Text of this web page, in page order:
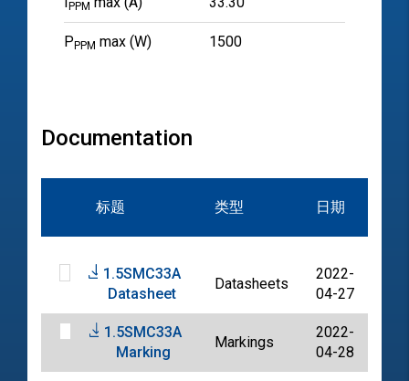
PPM
P PPM max (W) 1500
Documentation
标题 类型 日期
1.5SMC33A
Datasheet
Datasheets
2022-
04-27
1.5SMC33A
Marking
Markings
2022-
04-28